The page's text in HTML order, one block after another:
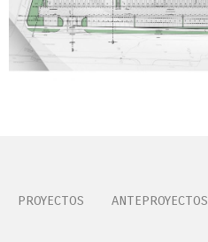
PROYECTOS ANTEPROYECTOS